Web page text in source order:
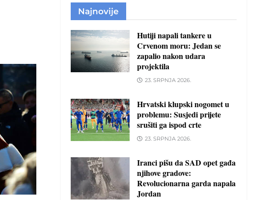
Najnovije
Hutiji napali tankere u
Crvenom moru: Jedan se
zapalio nakon udara
projektila
23. SRPNJA 2026.
Hrvatski klupski nogomet u
problemu: Susjedi prijete
srušiti ga ispod crte
23. SRPNJA 2026.
Iranci pišu da SAD opet gađa
njihove gradove:
Revolucionarna garda napala
Jordan